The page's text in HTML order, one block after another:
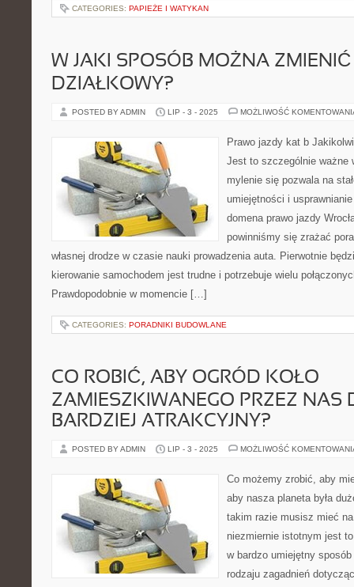
CATEGORIES: PAPIEŻE I WATYKAN
W JAKI SPOSÓB MOŻNA ZMIENIĆ
DZIAŁKOWY?
POSTED BY ADMIN LIP - 3 - 2025 MOŻLIWOŚĆ
Prawo jazdy kat b
Jest to szczególnie ważne
mylenie się pozwala na
umiejętności i
domena prawo jazdy
powinniśmy się zrażać
własnej drodze w czasie nauki prowadzenia auta. Pierwotnie
kierowanie samochodem jest trudne i potrzebuje wielu
Prawdopodobnie w momencie […]
CATEGORIES: PORADNIKI BUDOWLANE
CO ROBIĆ, ABY OGRÓD KOŁO
ZAMIESZKIWANEGO PRZEZ NAS
BARDZIEJ ATRAKCYJNY?
POSTED BY ADMIN LIP - 3 - 2025 MOŻLIWOŚĆ
Co możemy zrobić, aby
aby nasza planeta była
takim razie musisz mieć
niezmiernie istotnym jest
w bardzo umiejętny
rodzaju zagadnień